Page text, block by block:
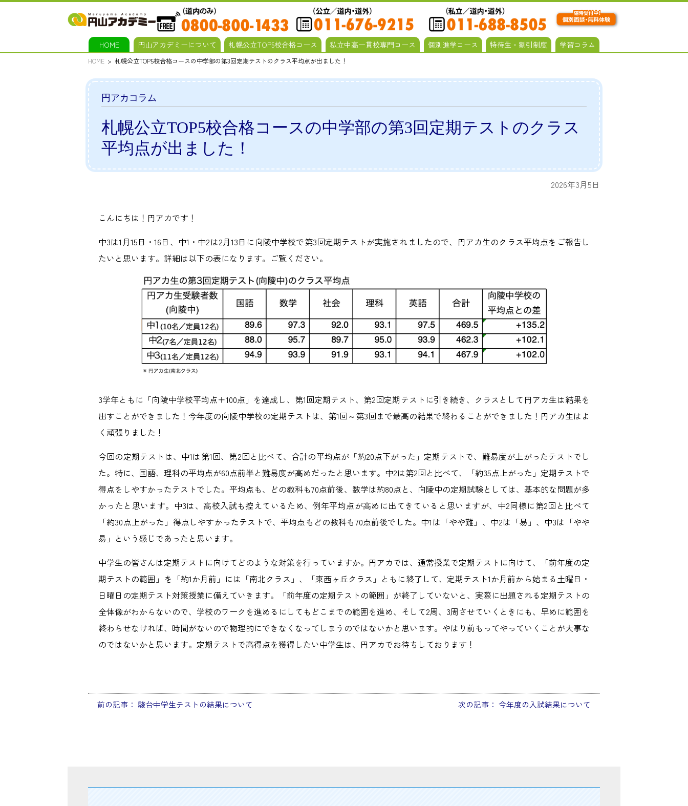
HOME 円山アカデミーについて 札幌公立TOP5校合格コース 私立中高一貫校専門コース 個別進学コース 特待生・割引制度 学習コラム
HOME 札幌公立TOP5校合格コースの中学部の第3回定期テストのクラス平均点が出ました！
円アカコラム
札幌公立TOP5校合格コースの中学部の第3回定期テストのクラス
平均点が出ました！
2026年3月5日
こんにちは！円アカです！
中3は1月15日・16日、中1・中2は2月13日に向陵中学校で第3回定期テストが実施されましたので、円アカ生のクラス平均点をご報告し
たいと思います。詳細は以下の表になります。ご覧ください。
3学年ともに「向陵中学校平均点＋100点」を達成し、第1回定期テスト、第2回定期テストに引き続き、クラスとして円アカ生は結果を
出すことができました！今年度の向陵中学校の定期テストは、第1回～第3回まで最高の結果で終わることができました！円アカ生はよ
く頑張りました！
今回の定期テストは、中1は第1回、第2回と比べて、合計の平均点が「約20点下がった」定期テストで、難易度が上がったテストでし
た。特に、国語、理科の平均点が60点前半と難易度が高めだったと思います。中2は第2回と比べて、「約35点上がった」定期テストで
得点をしやすかったテストでした。平均点も、どの教科も70点前後、数学は約80点と、向陵中の定期試験としては、基本的な問題が多
かったと思います。中3は、高校入試も控えているため、例年平均点が高めに出てきていると思いますが、中2同様に第2回と比べて
「約30点上がった」得点しやすかったテストで、平均点もどの教科も70点前後でした。中1は「やや難」、中2は「易」、中3は「やや
易」という感じであったと思います。
中学生の皆さんは定期テストに向けてどのような対策を行っていますか。円アカでは、通常授業で定期テストに向けて、「前年度の定
期テストの範囲」を「約1か月前」には「南北クラス」、「東西ヶ丘クラス」ともに終了して、定期テスト1か月前から始まる土曜日・
日曜日の定期テスト対策授業に備えていきます。「前年度の定期テストの範囲」が終了していないと、実際に出題される定期テストの
全体像がわからないので、学校のワークを進めるにしてもどこまでの範囲を進め、そして2周、3周させていくときにも、早めに範囲を
終わらせなければ、時間がないので物理的にできなくなってしまうのではないかと思います。やはり前もってやっていくことが大事な
のではないかと思います。定期テストで高得点を獲得したい中学生は、円アカでお待ちしております！
投
前の記事： 駿台中学生テストの結果について 次の記事： 今年度の入試結果について